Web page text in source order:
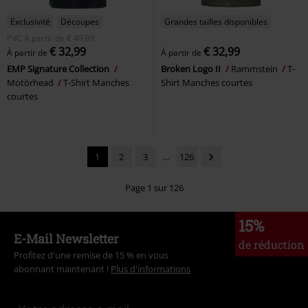
Exclusivité
Découpes
PVC
À partir de € 49,99
À partir de € 32,99
EMP Signature Collection
Motörhead
T-Shirt Manches
courtes
Grandes tailles disponibles
À partir de € 32,99
Broken Logo II Rammstein
T-
Shirt Manches courtes
1 2 3 ... 126
Page 1 sur 126
15%
de réduction
E-Mail Newsletter
Profitez d'une remise de 15 % en vous
abonnant maintenant ! Plus d'informations